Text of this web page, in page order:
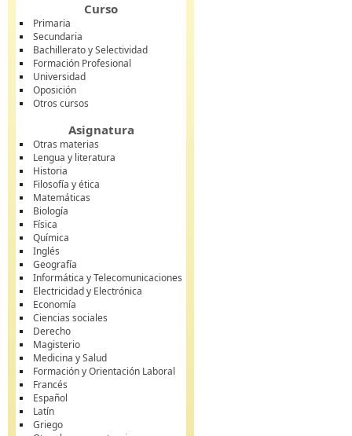
Curso
Primaria
Secundaria
Bachillerato y Selectividad
Formación Profesional
Universidad
Oposición
Otros cursos
Asignatura
Otras materias
Lengua y literatura
Historia
Filosofía y ética
Matemáticas
Biología
Física
Química
Inglés
Geografía
Informática y Telecomunicaciones
Electricidad y Electrónica
Economía
Ciencias sociales
Derecho
Magisterio
Medicina y Salud
Formación y Orientación Laboral
Francés
Español
Latín
Griego